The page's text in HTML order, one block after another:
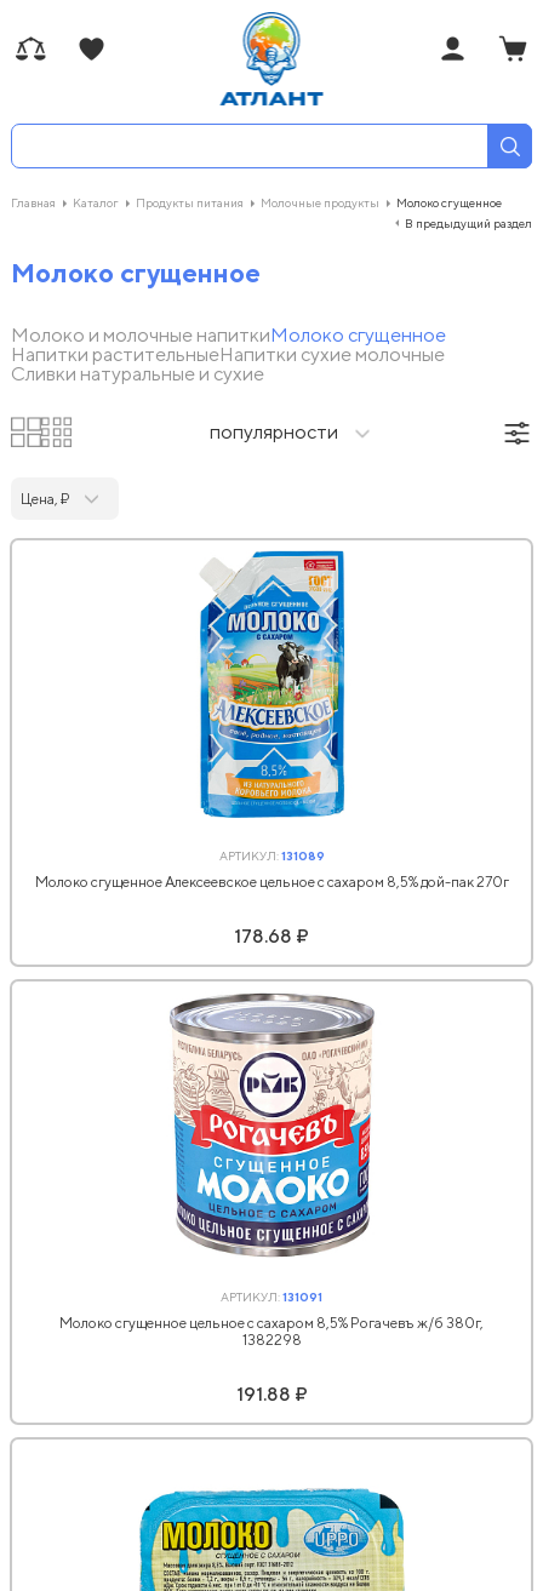
Главная Каталог Продукты питания Молочные продукты
Молоко сгущенное
В предыдущий раздел
Молоко сгущенное
Молоко и молочные напиткиМолоко сгущенное
Напитки растительныеНапитки сухие молочные
Сливки натуральные и сухие
популярности
Цена, ₽
АРТИКУЛ:131089
Молоко сгущенное Алексеевское цельное с сахаром 8,5% дой-пак 270г
178.68 ₽
АРТИКУЛ:131091
Молоко сгущенное цельное с сахаром 8,5% Рогачевъ ж/б 380г,
1382298
191.88 ₽